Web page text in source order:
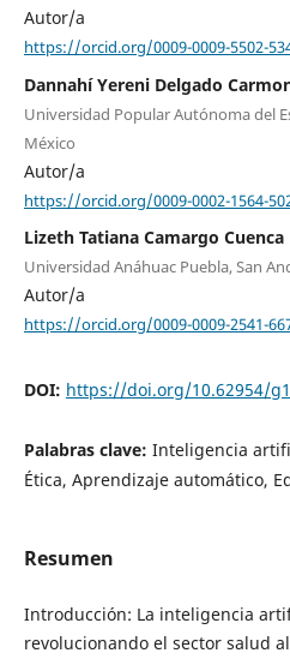
Autor/a
https://orcid.org/0009-0009-5502-
Dannahí Yereni Delgado
Universidad Popular Autónoma del
México
Autor/a
https://orcid.org/0009-0002-1564-
Lizeth Tatiana Camargo Cuenca
Universidad Anáhuac Puebla, San
Autor/a
https://orcid.org/0009-0009-2541-
DOI: https://doi.org/10.62954/
Palabras clave: Inteligencia
Ética, Aprendizaje automático,
Resumen
Introducción: La inteligencia
revolucionando el sector salud